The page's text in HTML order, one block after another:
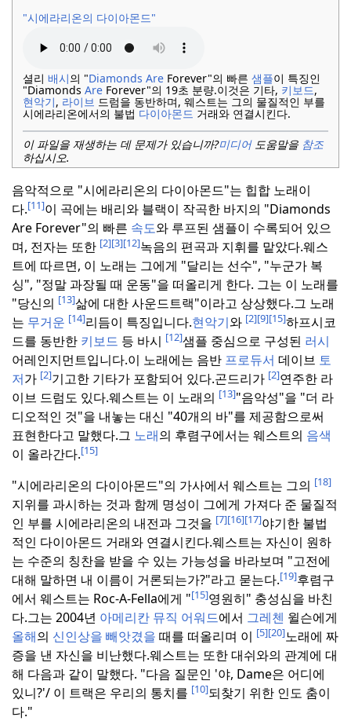
"시에라리온의 다이아몬드"
셜리 배시의 "Diamonds AreForever"의 빠른 샘플이 특징인
"Diamonds AreForever"의 19초 분량.이것은 기타, 키보드,
현악기, 라이브 드럼을 동반하며, 웨스트는 그의 물질적인 부를
시에라리온에서의 불법 다이아몬드 거래와 연결시킨다.
이 파일을 재생하는 데 문제가 있습니까?미디어도움말을 참조
하십시오.
음악적으로 "시에라리온의 다이아몬드"는 힙합 노래이
다.[11]이 곡에는 배리와 블랙이 작곡한 바지의 "Diamonds
Are Forever"의 빠른 속도와 루프된 샘플이 수록되어 있으
며, 전자는 또한 [2][3][12]녹음의 편곡과 지휘를 맡았다.웨스
트에 따르면, 이 노래는 그에게 "달리는 선수", "누군가 복
싱", "정말 과장될 때 운동"을 떠올리게 한다. 그는 이 노래를
"당신의 [13]삶에 대한 사운드트랙"이라고 상상했다.그 노래
는 무거운 [14]리듬이 특징입니다.현악기와 [2][9][15]하프시코
드를 동반한 키보드 등 바시 [12]샘플 중심으로 구성된 러시
어레인지먼트입니다.이 노래에는 음반 프로듀서 데이브 토
저가 [2]기고한 기타가 포함되어 있다.곤드리가 [2]연주한 라
이브 드럼도 있다.웨스트는 이 노래의 [13]"음악성"을 "더 라
디오적인 것"을 내놓는 대신 "40개의 바"를 제공함으로써
표현한다고 말했다.그 노래의 후렴구에서는 웨스트의 음색
이 올라간다.[15]
"시에라리온의 다이아몬드"의 가사에서 웨스트는 그의 [18]
지위를 과시하는 것과 함께 명성이 그에게 가져다 준 물질적
인 부를 시에라리온의 내전과 그것을 [7][16][17]야기한 불법
적인 다이아몬드 거래와 연결시킨다.웨스트는 자신이 원하
는 수준의 칭찬을 받을 수 있는 가능성을 바라보며 "고전에
대해 말하면 내 이름이 거론되는가?"라고 묻는다.[19]후렴구
에서 웨스트는 Roc-A-Fella에게 "[15]영원히" 충성심을 바친
다.그는 2004년 아메리칸 뮤직 어워드에서 그레첸 윌슨에게
올해의 신인상을 빼앗겼을 때를 떠올리며 이 [5][20]노래에 짜
증을 낸 자신을 비난했다.웨스트는 또한 대쉬와의 관계에 대
해 다음과 같이 말했다. "다음 질문인 '야, Dame은 어디에
있니?'/ 이 트랙은 우리의 통치를 [10]되찾기 위한 인도 춤이
다."